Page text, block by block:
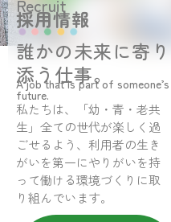
Recruit
採用情報
誰かの未来に寄り
添う仕事。
A job that is part of someone’s
future.
私たちは、「幼・青・老共
生」全ての世代が楽しく過
ごせるよう、利用者の生き
がいを第一にやりがいを持
って働ける環境づくりに取
り組んでいます。